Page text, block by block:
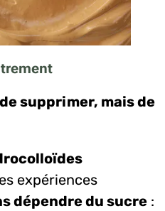
supprimer, mais de
expériences
dépendre du sucre :